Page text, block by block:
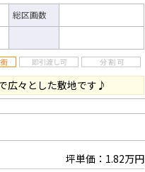
総区画数
広々とした敷地です♪
坪単価：1.82万円